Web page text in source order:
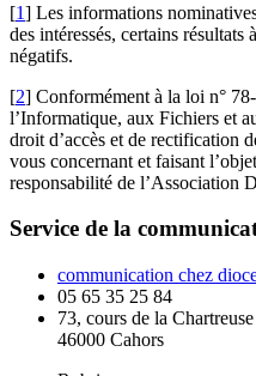
[1] Les informations
des intéressés, certains
négatifs.
[2] Conformément à la loi n°
l’Informatique, aux Fichiers et
droit d’accès et de rectification
vous concernant et faisant
responsabilité de l’Association
Service de la
communication chez
05 65 35 25 84
73, cours de la Chartreuse
46000 Cahors